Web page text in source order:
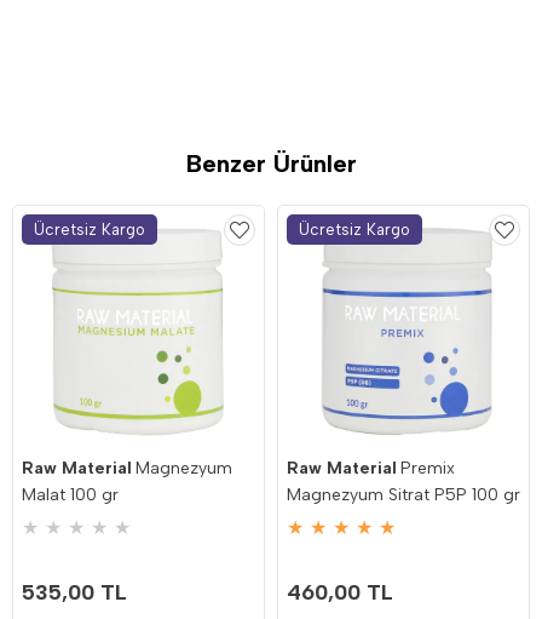
Benzer Ürünler
Raw Material Magnezyum
Malat 100 gr
★ ★ ★ ★ ★
535,00 TL
Ücretsiz Kargo
Raw Material Premix
Magnezyum Sitrat P5P 100 gr
★ ★ ★ ★ ★
460,00 TL
Ücretsiz Kargo